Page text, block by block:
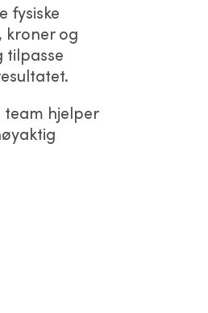
fysiske
kroner og
tilpasse
team hjelper